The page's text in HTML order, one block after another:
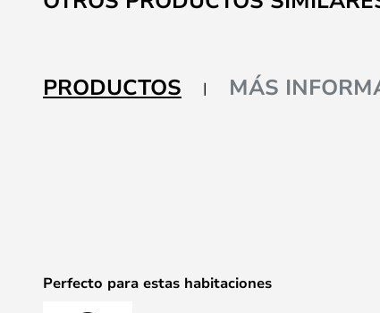
PRODUCTOS MÁS
Perfecto para estas habitaciones